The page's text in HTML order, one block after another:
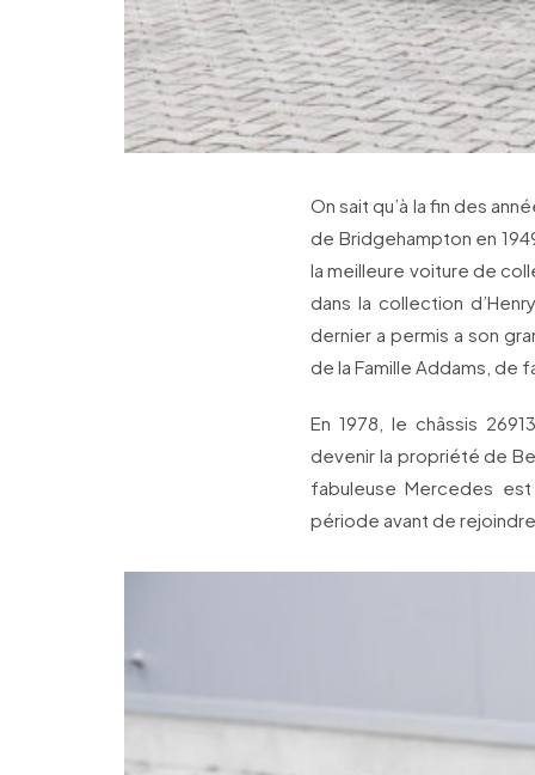
On sait qu’à la fin des
de Bridgehampton en
la meilleure voiture de
dans la collection
dernier a permis a son
de la Famille Addams, de
En 1978, le châssis
devenir la propriété de
fabuleuse Mercedes
période avant de